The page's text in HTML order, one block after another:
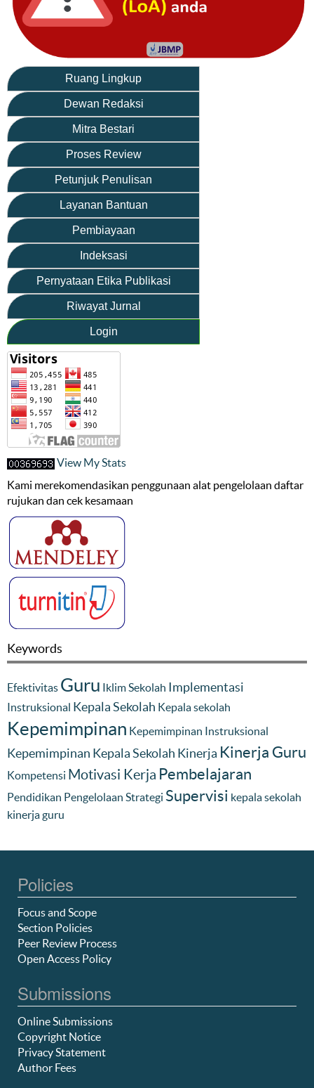
Ruang Lingkup
Dewan Redaksi
Mitra Bestari
Proses Review
Petunjuk Penulisan
Layanan Bantuan
Pembiayaan
Indeksasi
Pernyataan Etika Publikasi
Riwayat Jurnal
Login
View My Stats
Kami merekomendasikan penggunaan alat pengelolaan daftar
rujukan dan cek kesamaan
Keywords
Efektivitas Guru Iklim Sekolah Implementasi
Instruksional Kepala Sekolah Kepala sekolah
Kepemimpinan Kepemimpinan Instruksional
Kepemimpinan Kepala Sekolah Kinerja Kinerja Guru
Kompetensi Motivasi Kerja Pembelajaran
Pendidikan Pengelolaan Strategi Supervisi kepala sekolah
kinerja guru
Policies
Focus and Scope
Section Policies
Peer Review Process
Open Access Policy
Submissions
Online Submissions
Copyright Notice
Privacy Statement
Author Fees